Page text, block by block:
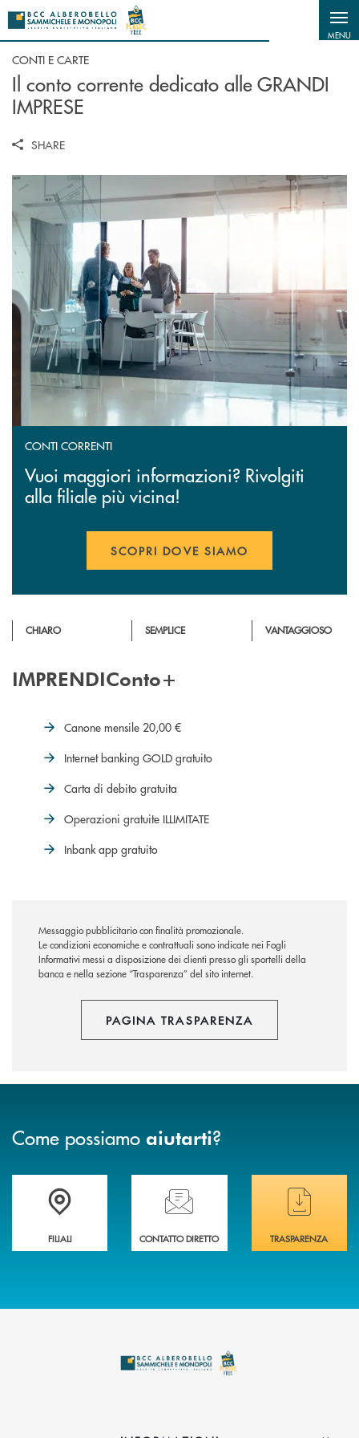
Salta al contenuto principale
MENU
CONTI E CARTE
Il conto corrente dedicato alle GRANDI
IMPRESE
SHARE
CONTI CORRENTI
Vuoi maggiori informazioni? Rivolgiti
alla filiale più vicina!
SCOPRI DOVE SIAMO
CHIARO SEMPLICE VANTAGGIOSO
IMPRENDIConto+
Canone mensile 20,00 €
Internet banking GOLD gratuito
Carta di debito gratuita
Operazioni gratuite ILLIMITATE
Inbank app gratuito
Messaggio pubblicitario con finalità promozionale.
Le condizioni economiche e contrattuali sono indicate nei Fogli
Informativi messi a disposizione dei clienti presso gli sportelli della
banca e nella sezione “Trasparenza” del sito internet.
PAGINA TRASPARENZA
Come possiamo aiutarti?
Trova la filiale più vicina a te
FILIALI
Hai bisogno di assistenza immediata ?
CONTATTO DIRETTO
Hai bisogno di
TRASPARENZA